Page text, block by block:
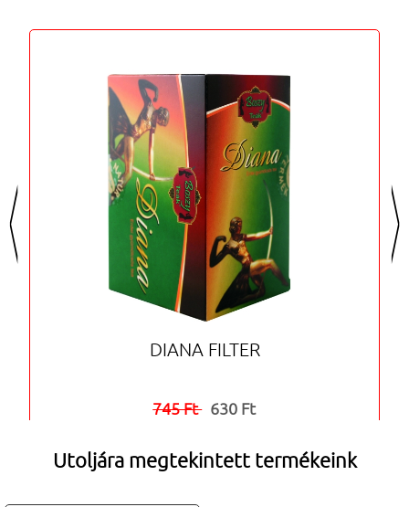
<
DIANA FILTER
745 Ft 630 Ft
>
Utoljára megtekintett termékeink